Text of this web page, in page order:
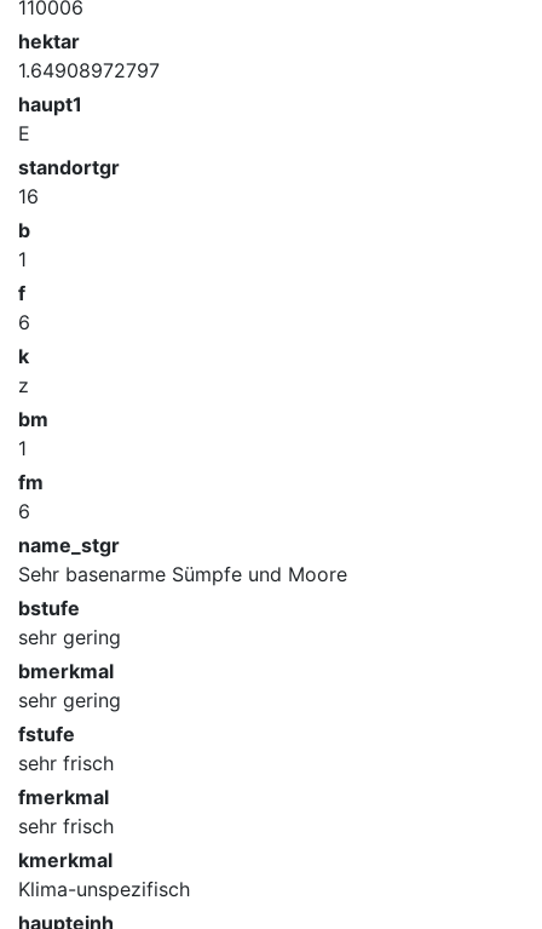
110006
hektar
1.64908972797
haupt1
E
standortgr
16
b
1
f
6
k
z
bm
1
fm
6
name_stgr
Sehr basenarme Sümpfe und Moore
bstufe
sehr gering
bmerkmal
sehr gering
fstufe
sehr frisch
fmerkmal
sehr frisch
kmerkmal
Klima-unspezifisch
haupteinh